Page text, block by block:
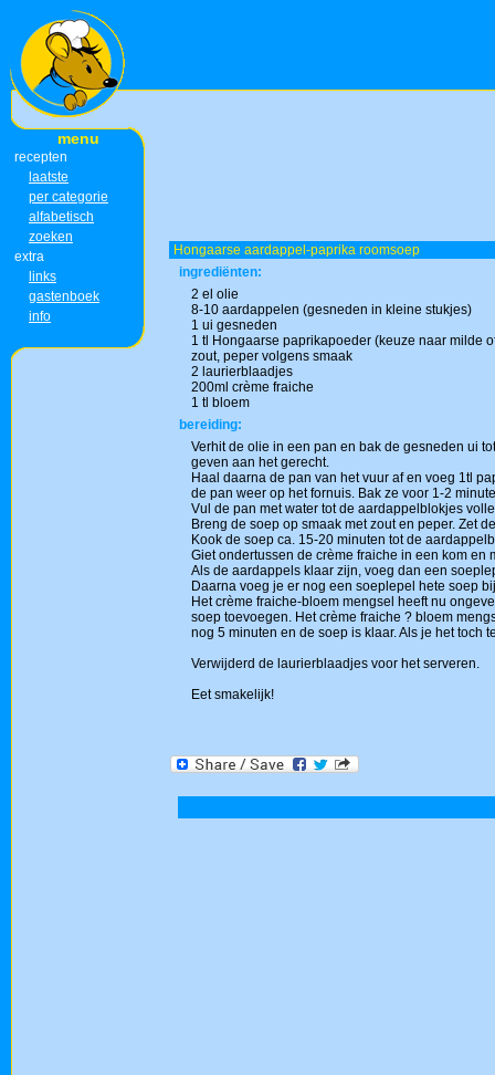
menu
recepten
laatste
per categorie
alfabetisch
zoeken
extra
links
gastenboek
info
Hongaarse aardappel-paprika roomsoep
ingrediënten:
2 el olie
8-10 aardappelen (gesneden in kleine stukjes)
1 ui gesneden
1 tl Hongaarse paprikapoeder (keuze naar milde
zout, peper volgens smaak
2 laurierblaadjes
200ml crème fraiche
1 tl bloem
bereiding:
Verhit de olie in een pan en bak de gesneden ui
geven aan het gerecht.
Haal daarna de pan van het vuur af en voeg 1tl
de pan weer op het fornuis. Bak ze voor 1-2
Vul de pan met water tot de aardappelblokjes
Breng de soep op smaak met zout en peper. Zet
Kook de soep ca. 15-20 minuten tot de
Giet ondertussen de crème fraiche in een kom en
Als de aardappels klaar zijn, voeg dan een
Daarna voeg je er nog een soeplepel hete soep
Het crème fraiche-bloem mengsel heeft nu
soep toevoegen. Het crème fraiche ? bloem
nog 5 minuten en de soep is klaar. Als je het toch
Verwijderd de laurierblaadjes voor het serveren.
Eet smakelijk!